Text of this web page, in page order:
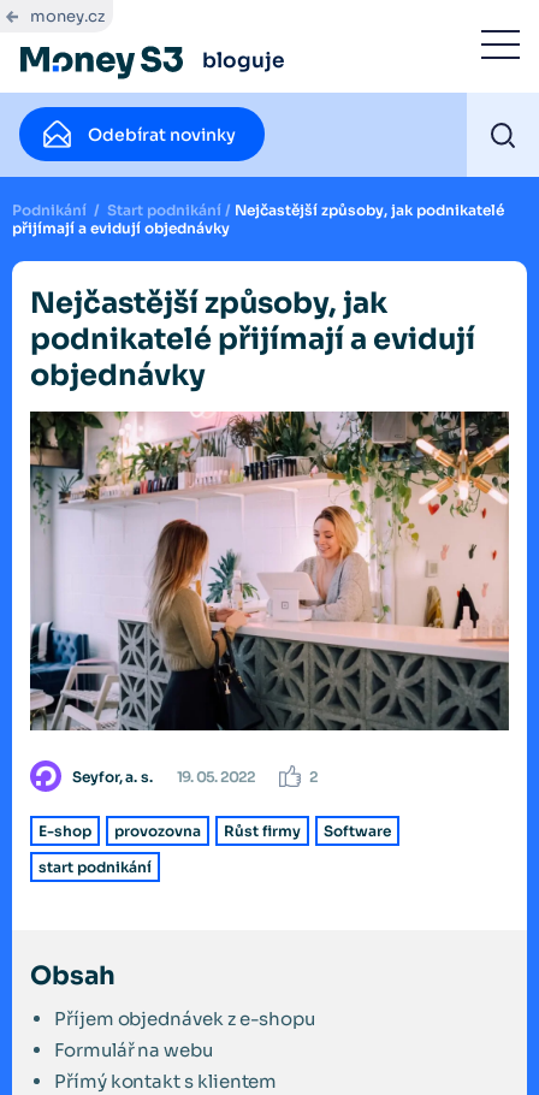
money.cz
bloguje
Odebírat novinky
Podnikání / Start podnikání / Nejčastější způsoby, jak podnikatelé
přijímají a evidují objednávky
Nejčastější způsoby, jak
podnikatelé přijímají a evidují
objednávky
Seyfor, a. s. 19. 05. 2022 2
E-shop provozovna Růst firmy
Software
start podnikání
Obsah
Příjem objednávek z e-shopu
Formulář na webu
Přímý kontakt s klientem